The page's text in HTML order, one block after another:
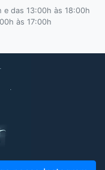
e das 13:00h às 18:00h
às 17:00h